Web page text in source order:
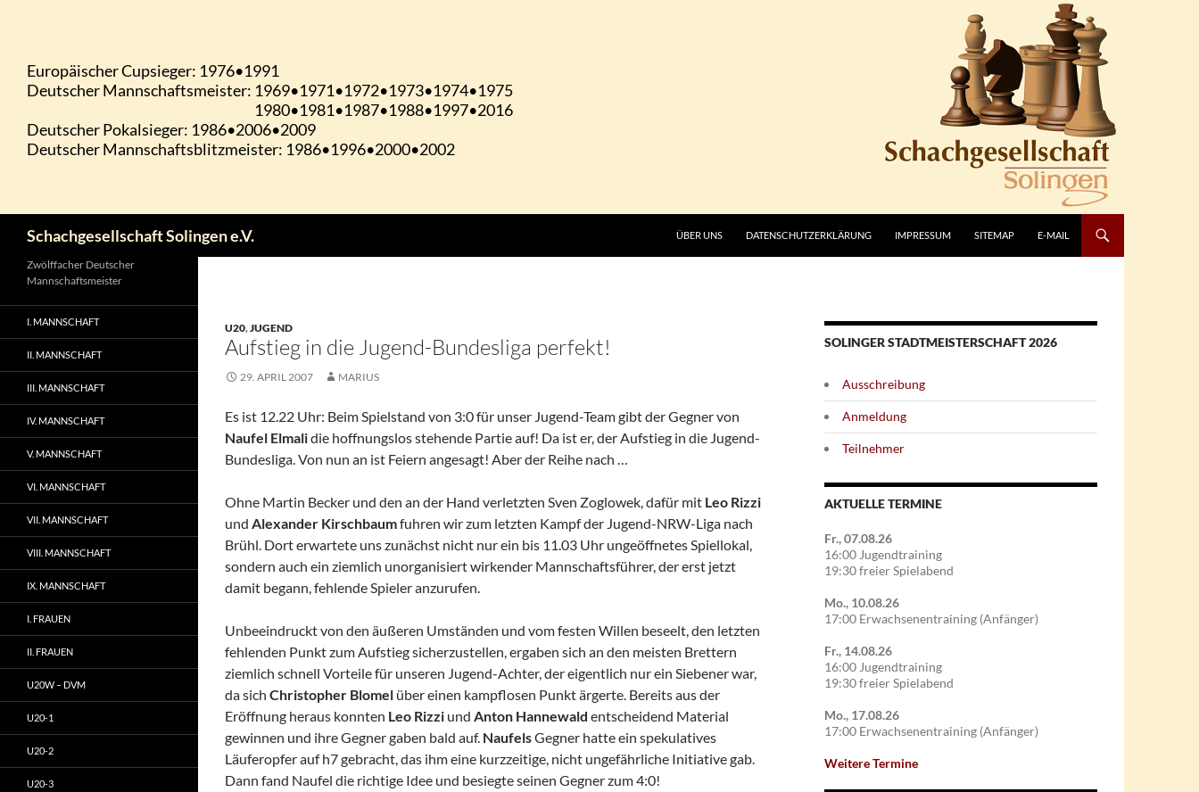
Schachgesellschaft Solingen e.V. ÜBER UNS DATENSCHUTZERKLÄRUNG IMPRESSUM SITEMAP E-MAIL
U20,JUGEND
Aufstieg in die Jugend-Bundesliga perfekt!
29. APRIL 2007 MARIUS
Es ist 12.22 Uhr: Beim Spielstand von 3:0 für unser Jugend-Team gibt der Gegner von
Naufel Elmalidie hoffnungslos stehende Partie auf! Da ist er, der Aufstieg in die Jugend-
Bundesliga. Von nun an ist Feiern angesagt! Aber der Reihe nach …
Ohne Martin Becker und den an der Hand verletzten Sven Zoglowek, dafür mit Leo Rizzi
und Alexander Kirschbaumfuhren wir zum letzten Kampf der Jugend-NRW-Liga nach
Brühl. Dort erwartete uns zunächst nicht nur ein bis 11.03 Uhr ungeöffnetes Spiellokal,
sondern auch ein ziemlich unorganisiert wirkender Mannschaftsführer, der erst jetzt
damit begann, fehlende Spieler anzurufen.
Unbeeindruckt von den äußeren Umständen und vom festen Willen beseelt, den letzten
fehlenden Punkt zum Aufstieg sicherzustellen, ergaben sich an den meisten Brettern
ziemlich schnell Vorteile für unseren Jugend-Achter, der eigentlich nur ein Siebener war,
da sich Christopher Blomel über einen kampflosen Punkt ärgerte. Bereits aus der
Eröffnung heraus konnten Leo Rizzi und Anton Hannewald entscheidend Material
gewinnen und ihre Gegner gaben bald auf. NaufelsGegner hatte ein spekulatives
Läuferopfer auf h7 gebracht, das ihm eine kurzzeitige, nicht ungefährliche Initiative gab.
Dann fand Naufel die richtige Idee und besiegte seinen Gegner zum 4:0!
SOLINGER STADTMEISTERSCHAFT 2026
Ausschreibung
Anmeldung
Teilnehmer
AKTUELLE TERMINE
Fr., 07.08.26
16:00 Jugendtraining
19:30 freier Spielabend
Mo., 10.08.26
17:00 Erwachsenentraining (Anfänger)
Fr., 14.08.26
16:00 Jugendtraining
19:30 freier Spielabend
Mo., 17.08.26
17:00 Erwachsenentraining (Anfänger)
Weitere Termine
Zwölffacher Deutscher
Mannschaftsmeister
I. MANNSCHAFT
II. MANNSCHAFT
III. MANNSCHAFT
IV. MANNSCHAFT
V. MANNSCHAFT
VI. MANNSCHAFT
VII. MANNSCHAFT
VIII. MANNSCHAFT
IX. MANNSCHAFT
I. FRAUEN
II. FRAUEN
U20W – DVM
U20-1
U20-2
U20-3